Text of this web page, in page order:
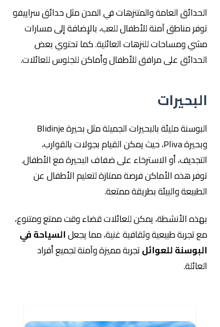
الحدائق العامة والمتنزهات في المدن مثل حدائق سراييفو
توفر مناطق آمنة للأطفال للعب، بالإضافة إلى مسارات
مشي ومساحات للنزهات العائلية. كما تحتوي بعض
الحدائق على مرافق للأطفال وأماكن للجلوس للعائلات.
البحيرات
البوسنة مليئة بالبحيرات الجميلة مثل بحيرة Blidinje
وبحيرة Pliva، حيث يمكن القيام بجولات بالقوارب،
التجديف، أو الاسترخاء على ضفاف البحيرة مع الأطفال.
توفر هذه الأماكن فرصة ممتازة لتعليم الأطفال عن
الطبيعة والبيئة بطريقة ممتعة.
بهذه الأنشطة، يمكن للعائلات قضاء وقت ممتع ومتنوع،
مع تجربة طبيعية وثقافية غنية، مما يجعلالسياحة في
البوسنة للعوائلتجربة مميزة وآمنة لجميع أفراد
العائلة.